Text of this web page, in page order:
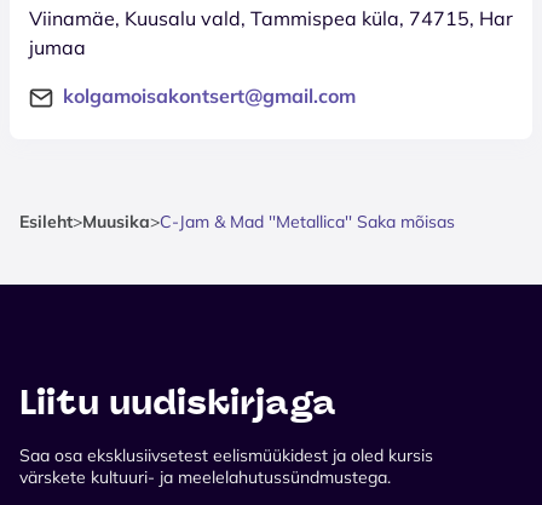
Viinamäe, Kuusalu vald, Tammispea küla, 74715, Har
jumaa
kolgamoisakontsert@gmail.com
Esileht>Muusika>C-Jam & Mad ''Metallica'' Saka mõisas
Liitu uudiskirjaga
Saa osa eksklusiivsetest eelismüükidest ja oled kursis
värskete kultuuri- ja meelelahutussündmustega.